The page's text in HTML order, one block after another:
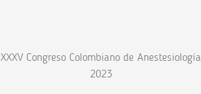
XXXV Congreso Colombiano de Anestesiología
2023